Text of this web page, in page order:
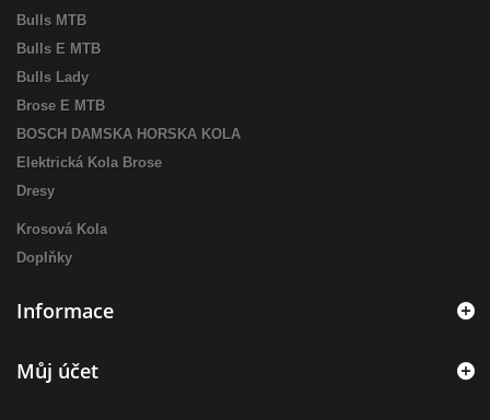
Bulls MTB
Bulls E MTB
Bulls Lady
Brose E MTB
BOSCH DAMSKA HORSKA KOLA
Elektrická Kola Brose
Dresy
Krosová Kola
Doplňky
Informace
Můj účet